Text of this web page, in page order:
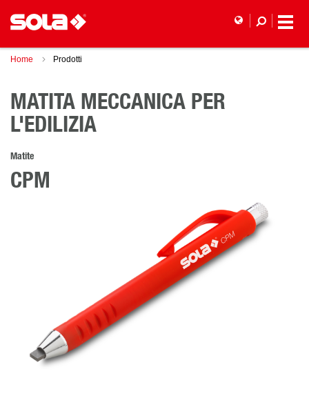
Home Prodotti
MATITA MECCANICA PER
L'EDILIZIA
Matite
CPM